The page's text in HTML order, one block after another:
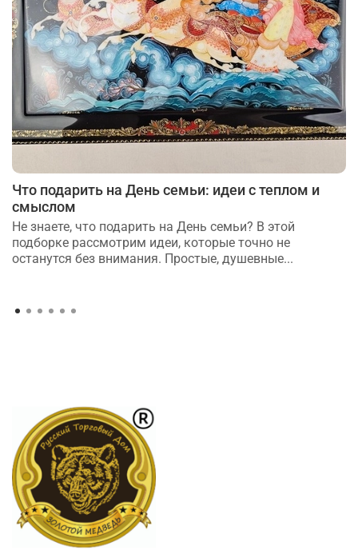
Что подарить на День семьи: идеи с теплом и
смыслом
Не знаете, что подарить на День семьи? В этой
подборке рассмотрим идеи, которые точно не
останутся без внимания. Простые, душевные...